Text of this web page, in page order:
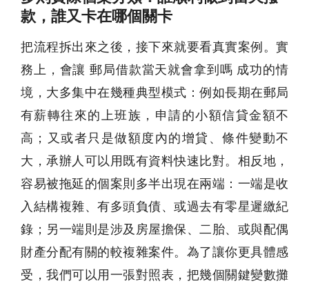
款，誰又卡在哪個關卡
把流程拆出來之後，接下來就要看真實案例。實
務上，會讓 郵局借款當天就會拿到嗎 成功的情
境，大多集中在幾種典型模式：例如長期在郵局
有薪轉往來的上班族，申請的小額信貸金額不
高；又或者只是做額度內的增貸、條件變動不
大，承辦人可以用既有資料快速比對。相反地，
容易被拖延的個案則多半出現在兩端：一端是收
入結構複雜、有多頭負債、或過去有零星遲繳紀
錄；另一端則是涉及房屋擔保、二胎、或與配偶
財產分配有關的較複雜案件。為了讓你更具體感
受，我們可以用一張對照表，把幾個關鍵變數攤